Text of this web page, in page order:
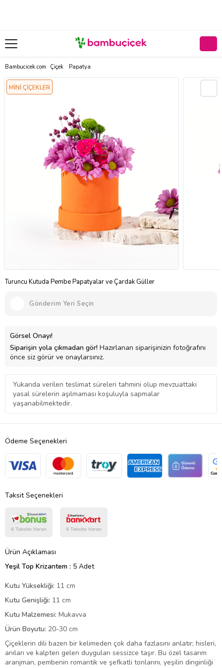
Bambucicek.com Çiçek Papatya
MİNİ ÇİÇEKLER
Turuncu Kutuda Pembe Papatyalar ve Çardak Güller
Gönderim Yeri Seçin
Görsel Onayı!
Siparişin yola çıkmadan gör! Hazırlanan siparişinizin fotoğrafını
önce siz görür ve onaylarsınız.
Yukarıda verilen teslimat süreleri tahmini olup mevzuattaki
yasal sürelerin aşılmaması koşuluyla sapmalar
yaşanabilmektedir.
Ödeme Seçenekleri
Taksit Seçenekleri
Ürün Açıklaması
Yeşil Top Krizantem : 5 Adet
Kutu Yüksekliği: 11 cm
Kutu Genişliği: 11 cm
Kutu Malzemesi: Mukavva
Ürün Boyutu: 20-30 cm
Çiçeklerin dili bazen bir kelimeden çok daha fazlasını anlatır; hisleri,
anıları ve kalpten gelen duyguları sessizce taşır. Bu özel tasarım
aranjman, pembenin romantik ve şefkatli tonlarını, yeşilin dinginliği